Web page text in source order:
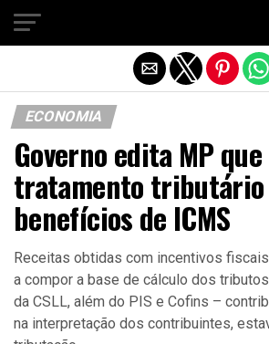
ECONOMIA
Governo edita MP
tratamento tributário
benefícios de ICMS
Receitas obtidas com incentivos
a compor a base de cálculo dos
da CSLL, além do PIS e Cofins –
na interpretação dos contribuintes,